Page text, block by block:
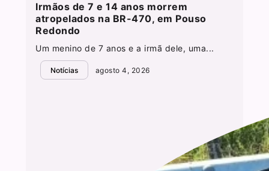
Irmãos de 7 e 14 anos morrem
atropelados na BR-470, em Pouso
Redondo
Um menino de 7 anos e a irmã dele, uma...
Notícias agosto 4, 2026